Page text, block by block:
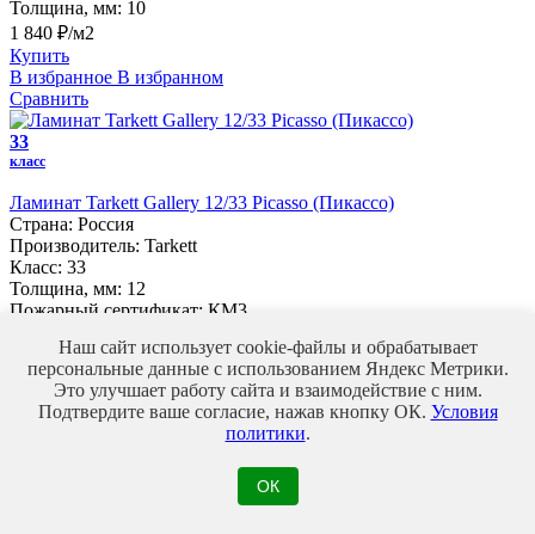
Толщина, мм: 10
1 840 ₽/м2
Купить
В избранное В избранном
Сравнить
33
класс
Ламинат Tarkett Gallery 12/33 Picasso (Пикассо)
Страна: Россия
Производитель: Tarkett
Класс: 33
Толщина, мм: 12
Пожарный сертификат: КМ3
Купить
В избранное В избранном
Сравнить
Наш сайт использует cookie-файлы и обрабатывает
персональные данные с использованием Яндекс Метрики.
Это улучшает работу сайта и взаимодействие с ним.
Подтвердите ваше согласие, нажав кнопку ОК. Условия
политики.
ОК